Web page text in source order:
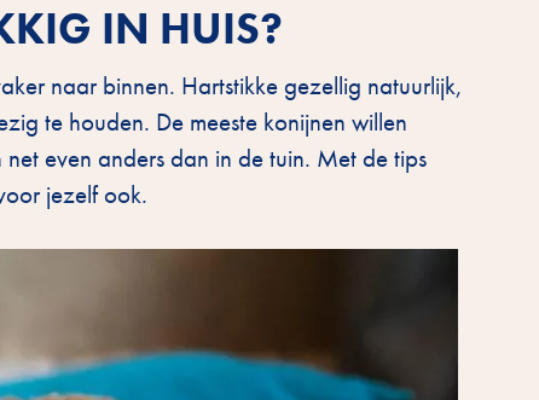
IN HUIS?
naar binnen. Hartstikke gezellig natuurlijk,
te houden. De meeste konijnen willen
even anders dan in de tuin. Met de tips
jezelf ook.